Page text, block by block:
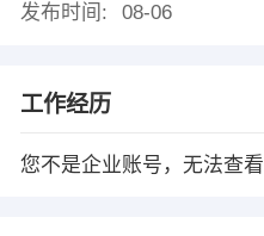
发布时间:
08-06
工作经历
您不是企业账号，无法查看